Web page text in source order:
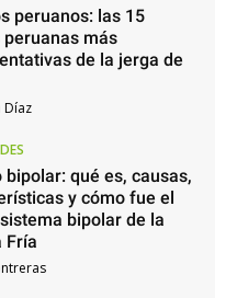
peruanos: las 15
peruanas más
de la jerga de
Díaz
bipolar: qué es, causas,
y cómo fue el
bipolar de la
Fría